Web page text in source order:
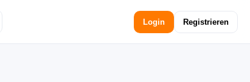
Login Registrieren